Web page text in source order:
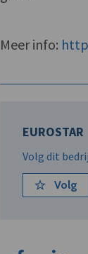
Meer info:
EUROSTAR
Volg dit
Volg